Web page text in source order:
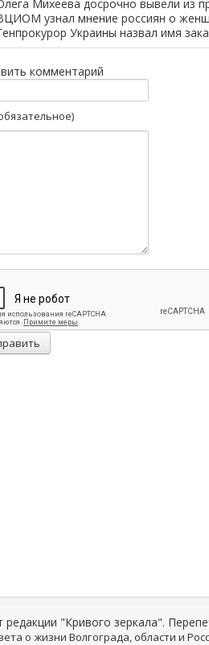
Михеева досрочно вывели из
узнал мнение россиян о
Украины назвал имя
комментарий
"Кривого зеркала".
о жизни Волгограда, области и